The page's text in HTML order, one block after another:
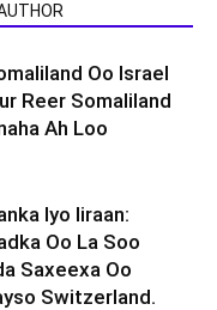
Oo Israel
Reer Somaliland
Ah Loo
Iyo Iiraan:
Oo La Soo
Saxeexa Oo
Switzerland.